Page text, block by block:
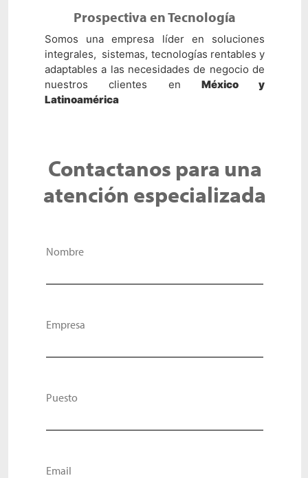
Prospectiva en Tecnología
Somos una empresa líder en soluciones
integrales, sistemas, tecnologías rentables y
adaptables a las necesidades de negocio de
nuestros clientes en México y
Latinoamérica
Contactanos para una
atención especializada
Nombre
Empresa
Puesto
Email